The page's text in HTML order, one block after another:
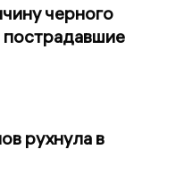
черного
пострадавшие
рухнула в